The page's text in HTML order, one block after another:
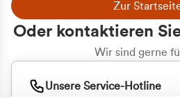
Zur
Oder kontaktieren
Wir sind gerne
Unsere Service-Hotline